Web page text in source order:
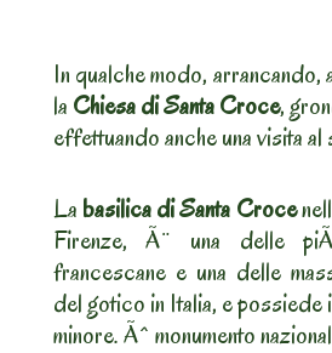
In qualche modo, arrancando,
la Chiesa di Santa Croce,
effettuando anche una visita al
La basilica di Santa Croce
Firenze, Ã¨ una delle
francescane e una delle
del gotico in Italia, e possiede
minore. Ãˆ monumento